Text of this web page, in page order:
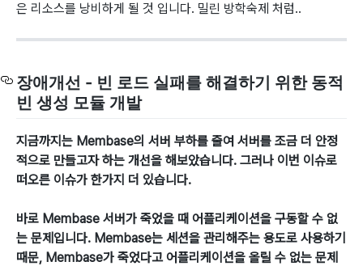
은 리소스를 낭비하게 될 것 입니다. 밀린 방학숙제 처럼..
장애개선 - 빈 로드 실패를 해결하기 위한 동적
빈 생성 모듈 개발
지금까지는 Membase의 서버 부하를 줄여 서버를 조금 더 안정
적으로 만들고자 하는 개선을 해보았습니다. 그러나 이번 이슈로
떠오른 이슈가 한가지 더 있습니다.
바로 Membase 서버가 죽었을 때 어플리케이션을 구동할 수 없
는 문제입니다. Membase는 세션을 관리해주는 용도로 사용하기
때문, Membase가 죽었다고 어플리케이션을 올릴 수 없는 문제